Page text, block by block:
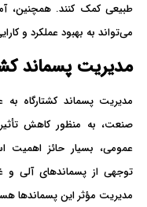
طبیعی کمک کنند. همچنین،
می‌تواند به بهبود عملکرد و
مدیریت پسماند
مدیریت پسماند کشتارگاه
صنعت، به منظور کاهش
عمومی، بسیار حائز اهمیت
توجهی از پسماندهای آلی و
مدیریت مؤثر این پسماندها